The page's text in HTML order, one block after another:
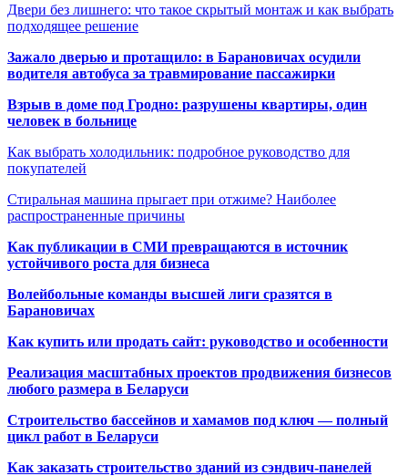
Двери без лишнего: что такое скрытый монтаж и как выбрать
подходящее решение
Зажало дверью и протащило: в Барановичах осудили
водителя автобуса за травмирование пассажирки
Взрыв в доме под Гродно: разрушены квартиры, один
человек в больнице
Как выбрать холодильник: подробное руководство для
покупателей
Стиральная машина прыгает при отжиме? Наиболее
распространенные причины
Как публикации в СМИ превращаются в источник
устойчивого роста для бизнеса
Волейбольные команды высшей лиги сразятся в
Барановичах
Как купить или продать сайт: руководство и особенности
Реализация масштабных проектов продвижения бизнесов
любого размера в Беларуси
Строительство бассейнов и хамамов под ключ — полный
цикл работ в Беларуси
Как заказать строительство зданий из сэндвич-панелей